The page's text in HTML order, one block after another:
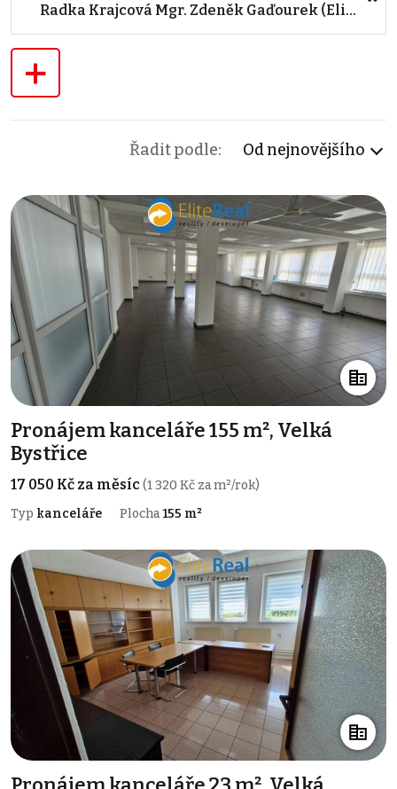
Radka Krajcová Mgr. Zdeněk Gaďourek (Elite real service s.r.o.)
+
Řadit podle: Od nejnovějšího
Pronájem kanceláře 155 m², Velká
Bystřice
17 050 Kč za měsíc(1 320 Kč za m²/rok)
Typ kanceláře Plocha155 m²